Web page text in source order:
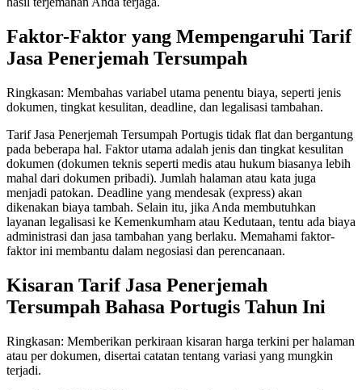
Faktor-Faktor yang Mempengaruhi Tarif
Jasa Penerjemah Tersumpah
Ringkasan: Membahas variabel utama penentu biaya, seperti jenis
dokumen, tingkat kesulitan, deadline, dan legalisasi tambahan.
Tarif Jasa Penerjemah Tersumpah Portugis tidak flat dan bergantung
pada beberapa hal. Faktor utama adalah jenis dan tingkat kesulitan
dokumen (dokumen teknis seperti medis atau hukum biasanya lebih
mahal dari dokumen pribadi). Jumlah halaman atau kata juga
menjadi patokan. Deadline yang mendesak (express) akan
dikenakan biaya tambah. Selain itu, jika Anda membutuhkan
layanan legalisasi ke Kemenkumham atau Kedutaan, tentu ada biaya
administrasi dan jasa tambahan yang berlaku. Memahami faktor-
faktor ini membantu dalam negosiasi dan perencanaan.
Kisaran Tarif Jasa Penerjemah
Tersumpah Bahasa Portugis Tahun Ini
Ringkasan: Memberikan perkiraan kisaran harga terkini per halaman
atau per dokumen, disertai catatan tentang variasi yang mungkin
terjadi.